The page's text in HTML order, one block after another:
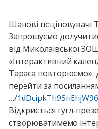
Шанові поціновувачі
Запрошуємо
від Миколаївської
«Інтерактивний
Тараса повторюємо».
перейти за
…/
Відкриється гугл-
створюватимемо